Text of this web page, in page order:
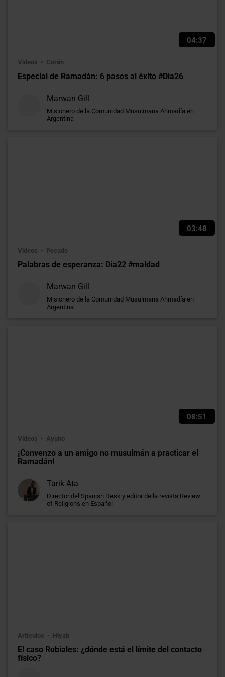
04:37
Videos Corán
Especial de Ramadán: 6 pasos al éxito #Dia26
Marwan Gill
Misionero de la Comunidad Musulmana Ahmadía en
Argentina
03:48
Videos Pecado
Palabras de esperanza: Dia22 #maldad
Marwan Gill
Misionero de la Comunidad Musulmana Ahmadía en
Argentina
08:51
Videos Ayuno
¡Convenzo a un amigo no musulmán a practicar el
Ramadán!
Tarik Ata
Director del Spanish Desk y editor de la revista Review
of Religions en Español
Artículos Hiyab
El caso Rubiales: ¿dónde está el límite del contacto
físico?